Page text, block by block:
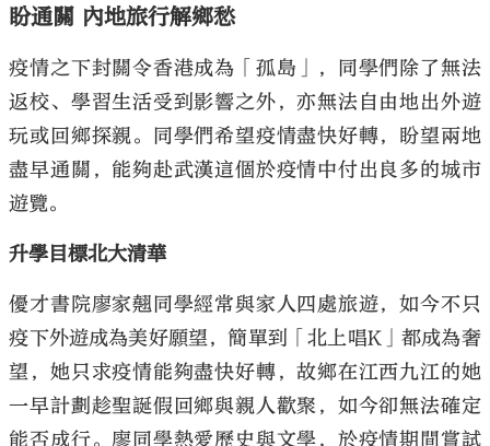
盼通關 內地旅行解鄉愁
疫情之下封關令香港成為「孤島」，同學們除了無法
返校、學習生活受到影響之外，亦無法自由地出外遊
玩或回鄉探親。同學們希望疫情盡快好轉，盼望兩地
盡早通關，能夠赴武漢這個於疫情中付出良多的城市
遊覽。
升學目標北大清華
優才書院廖家翹同學經常與家人四處旅遊，如今不只
疫下外遊成為美好願望，簡單到「北上唱K」都成為奢
望，她只求疫情能夠盡快好轉，故鄉在江西九江的她
一早計劃趁聖誕假回鄉與親人歡聚，如今卻無法確定
能否成行。廖同學熱愛歷史與文學，於疫情期間嘗試